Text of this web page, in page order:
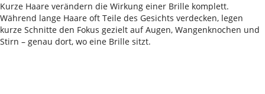
Kurze Haare verändern die Wirkung einer Brille komplett.
Während lange Haare oft Teile des Gesichts verdecken, legen
kurze Schnitte den Fokus gezielt auf Augen, Wangenknochen und
Stirn – genau dort, wo eine Brille sitzt.